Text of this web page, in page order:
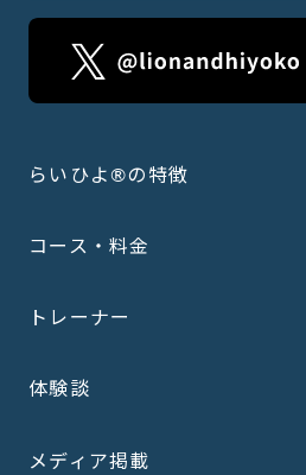
らいひよ®の特徴
コース・料金
トレーナー
体験談
メディア掲載